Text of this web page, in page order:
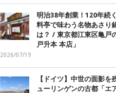
明治38年創業！120年続
料亭で味わう名物あさり
は？ / 東京都江東区亀戸
戸升本 本店」
2026/07/19
【ドイツ】中世の面影を
ューリンゲンの古都「エ